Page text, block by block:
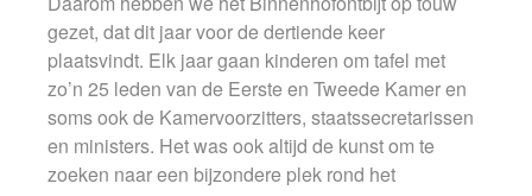
gezet, dat dit jaar voor de dertiende keer
plaatsvindt. Elk jaar gaan kinderen om tafel met
zo’n 25 leden van de Eerste en Tweede Kamer en
soms ook de Kamervoorzitters, staatssecretarissen
en ministers. Het was ook altijd de kunst om te
zoeken naar een bijzondere plek rond het